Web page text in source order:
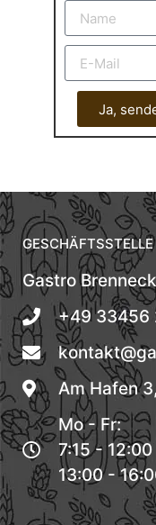
Ja,
GESCHÄFTSSTELLE
Gastro
+49 33456
Am Hafen
Mo - Fr:
7:15 - 12:00
13:00 -